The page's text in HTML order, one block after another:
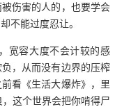
伤害的人的，也要学会
不能过度忍让。
宽容大度不会计较的感
，从而没有边界的压榨
看《生活大爆炸》，里
这个世界会把你啃得尸